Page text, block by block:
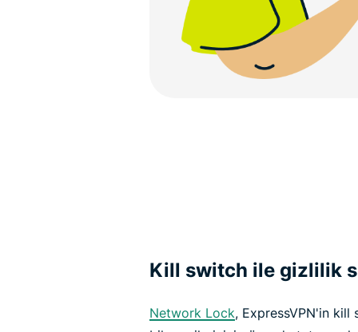
Kill switch ile gizlilik
Network Lock, ExpressVPN'in kill